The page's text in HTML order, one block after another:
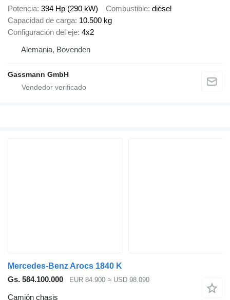
Potencia 394 Hp (290 kW) Combustible diésel
Capacidad de carga 10.500 kg
Configuración del eje 4x2
Alemania, Bovenden
Gassmann GmbH
Mercedes-Benz Arocs 1840 K
Gs. 584.100.000
EUR 84.900 ≈ USD 98.090
Camión chasis